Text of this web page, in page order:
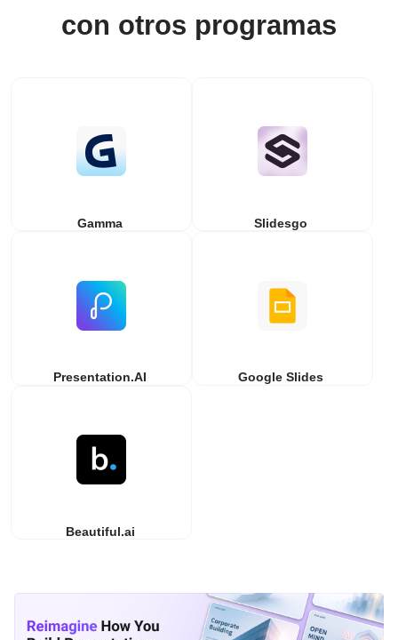
con otros programas
Gamma Slidesgo
Presentation.AI Google Slides
Beautiful.ai